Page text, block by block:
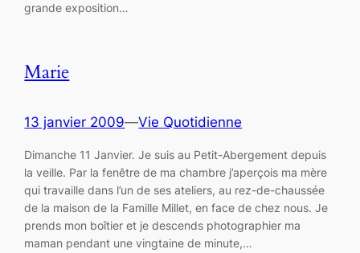
grande exposition…
Marie
13 janvier 2009—Vie Quotidienne
Dimanche 11 Janvier. Je suis au Petit-Abergement depuis
la veille. Par la fenêtre de ma chambre j’aperçois ma mère
qui travaille dans l’un de ses ateliers, au rez-de-chaussée
de la maison de la Famille Millet, en face de chez nous. Je
prends mon boîtier et je descends photographier ma
maman pendant une vingtaine de minute,…